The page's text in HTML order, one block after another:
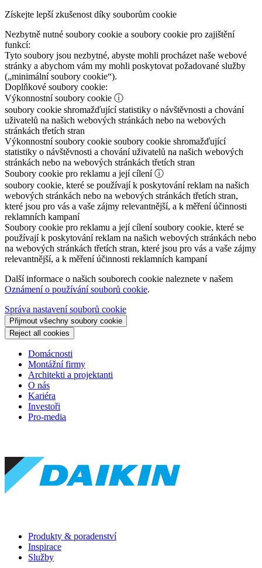
Získejte lepší zkušenost díky souborům cookie
Nezbytně nutné soubory cookie a soubory cookie pro zajištění
funkcí:
Tyto soubory jsou nezbytné, abyste mohli procházet naše webové
stránky a abychom vám my mohli poskytovat požadované služby
(„minimální soubory cookie“).
Doplňkové soubory cookie:
Výkonnostní soubory cookie ⓘ
soubory cookie shromažďující statistiky o návštěvnosti a chování
uživatelů na našich webových stránkách nebo na webových
stránkách třetích stran
Výkonnostní soubory cookie soubory cookie shromažďující
statistiky o návštěvnosti a chování uživatelů na našich webových
stránkách nebo na webových stránkách třetích stran
Soubory cookie pro reklamu a její cílení ⓘ
soubory cookie, které se používají k poskytování reklam na našich
webových stránkách nebo na webových stránkách třetích stran,
které jsou pro vás a vaše zájmy relevantnější, a k měření účinnosti
reklamních kampaní
Soubory cookie pro reklamu a její cílenísoubory cookie, které se
používají k poskytování reklam na našich webových stránkách nebo
na webových stránkách třetích stran, které jsou pro vás a vaše zájmy
relevantnější, a k měření účinnosti reklamních kampaní
Další informace o našich souborech cookie naleznete v našem
Oznámení o používání souborů cookie.
Správa nastavení souborů cookie
Přijmout všechny soubory cookie
Reject all cookies
Domácnosti
Montážní firmy
Architekti a projektanti
O nás
Kariéra
Investoři
Pro-media
Produkty & poradenství
Inspirace
Služby